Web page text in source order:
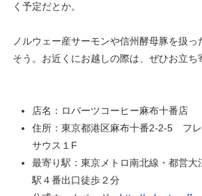
く予定だとか。
ノルウェー産サーモンや信州酵母豚を扱っ
そう。お近くにお越しの際は、ぜひお立ち
店名：ロバーツコーヒー麻布十番店
住所：東京都港区麻布十番2-2-5 フ
サウス１F
最寄り駅：東京メトロ南北線・都営
駅４番出口徒歩２分